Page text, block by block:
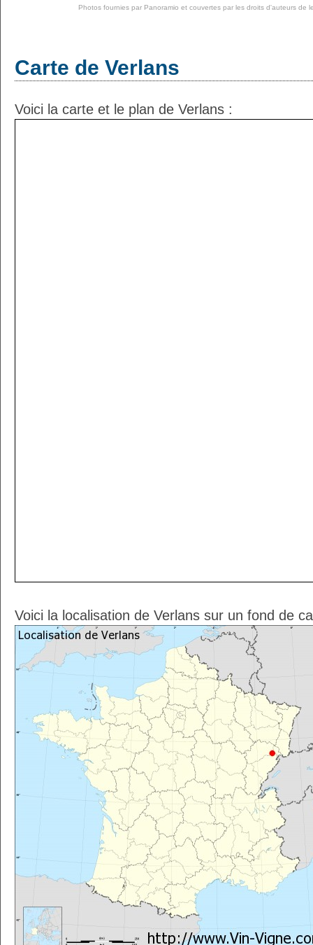
Photos fournies par Panoramio et couvertes par les droits d'auteurs de
Carte de Verlans
Voici la carte et le plan de Verlans :
Voici la localisation de Verlans sur un fond de